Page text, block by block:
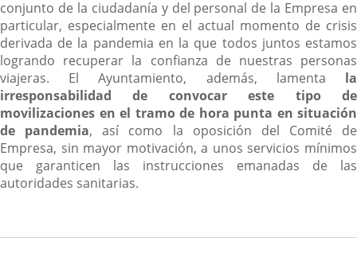
conjunto de la ciudadanía y del personal de la Empresa en
particular, especialmente en el actual momento de crisis
derivada de la pandemia en la que todos juntos estamos
logrando recuperar la confianza de nuestras personas
viajeras. El Ayuntamiento, además, lamenta la
irresponsabilidad de convocar este tipo de
movilizaciones en el tramo de hora punta en situación
de pandemia, así como la oposición del Comité de
Empresa, sin mayor motivación, a unos servicios mínimos
que garanticen las instrucciones emanadas de las
autoridades sanitarias.